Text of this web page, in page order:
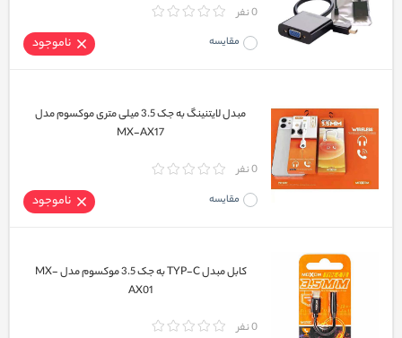
0 نفر
مقایسه ناموجود
مبدل لایتنینگ به جک 3.5 میلی متری موکسوم مدل
MX-AX17
0 نفر
مقایسه ناموجود
کابل مبدل TYP-C به جک 3.5 موکسوم مدل MX-
AX01
0 نفر